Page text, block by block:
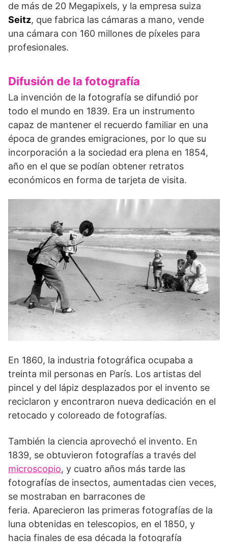
de más de 20 Megapixels, y la empresa suiza
Seitz, que fabrica las cámaras a mano, vende
una cámara con 160 millones de píxeles para
profesionales.
Difusión de la fotografía
La invención de la fotografía se difundió por
todo el mundo en 1839. Era un instrumento
capaz de mantener el recuerdo familiar en una
época de grandes emigraciones, por lo que su
incorporación a la sociedad era plena en 1854,
año en el que se podían obtener retratos
económicos en forma de tarjeta de visita.
En 1860, la industria fotográfica ocupaba a
treinta mil personas en París. Los artistas del
pincel y del lápiz desplazados por el invento se
reciclaron y encontraron nueva dedicación en el
retocado y coloreado de fotografías.
También la ciencia aprovechó el invento. En
1839, se obtuvieron fotografías a través del
microscopio, y cuatro años más tarde las
fotografías de insectos, aumentadas cien veces,
se mostraban en barracones de
feria. Aparecieron las primeras fotografías de la
luna obtenidas en telescopios, en el 1850, y
hacia finales de esa década la fotografía